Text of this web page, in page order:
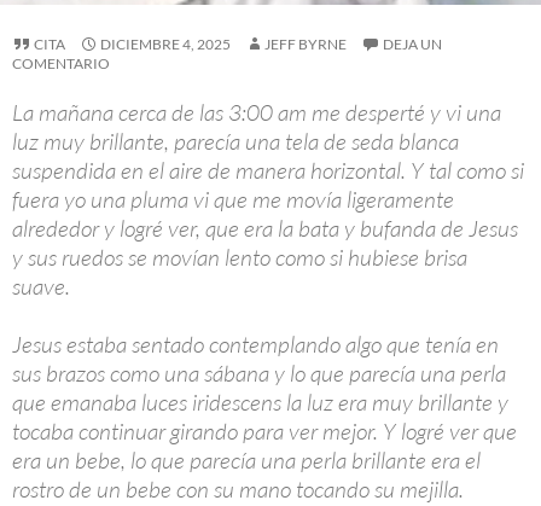
CITA DICIEMBRE 4, 2025 JEFF BYRNE
DEJA UN
COMENTARIO
La mañana cerca de las 3:00 am me desperté y vi una
luz muy brillante, parecía una tela de seda blanca
suspendida en el aire de manera horizontal. Y tal como si
fuera yo una pluma vi que me movía ligeramente
alrededor y logré ver, que era la bata y bufanda de Jesus
y sus ruedos se movían lento como si hubiese brisa
suave.
Jesus estaba sentado contemplando algo que tenía en
sus brazos como una sábana y lo que parecía una perla
que emanaba luces iridescens la luz era muy brillante y
tocaba continuar girando para ver mejor. Y logré ver que
era un bebe, lo que parecía una perla brillante era el
rostro de un bebe con su mano tocando su mejilla.